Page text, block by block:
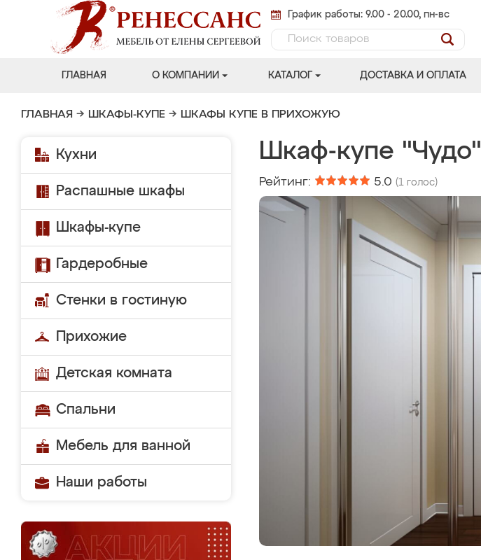
График работы: 9.00 - 20.00, пн-вс
ГЛАВНАЯ О КОМПАНИИ КАТАЛОГ ДОСТАВКА И ОПЛАТА
ГЛАВНАЯ → ШКАФЫ-КУПЕ → ШКАФЫ КУПЕ В ПРИХОЖУЮ
Кухни
Распашные шкафы
Шкафы-купе
Гардеробные
Стенки в гостиную
Прихожие
Детская комната
Спальни
Мебель для ванной
Наши работы
Шкаф-купе "Чудо"
Рейтинг: 5.0 (1 голос)